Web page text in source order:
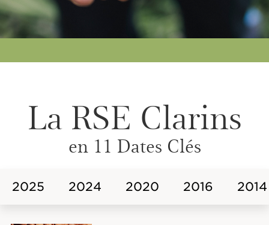
La RSE Clarins
en 11 Dates Clés
2025 2024 2020 2016 2014